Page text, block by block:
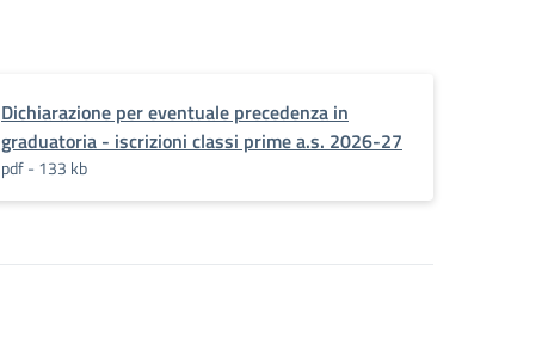
Dichiarazione per eventuale precedenza in
graduatoria - iscrizioni classi prime a.s. 2026-27
pdf - 133 kb